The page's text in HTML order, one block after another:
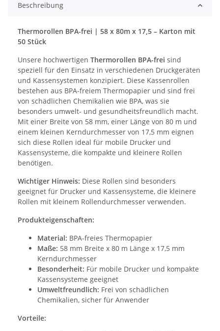
Beschreibung
Thermorollen BPA-frei | 58 x 80m x 17,5 – Karton mit
50 Stück
Unsere hochwertigen Thermorollen BPA-frei sind
speziell für den Einsatz in verschiedenen Druckgeräten
und Kassensystemen konzipiert. Diese Kassenrollen
bestehen aus BPA-freiem Thermopapier und sind frei
von schädlichen Chemikalien wie BPA, was sie
besonders umwelt- und gesundheitsfreundlich macht.
Mit einer Breite von 58 mm, einer Länge von 80 m und
einem kleinen Kerndurchmesser von 17,5 mm eignen
sich diese Rollen ideal für mobile Drucker und
Kassensysteme, die kompakte und kleinere Rollen
benötigen.
Wichtiger Hinweis: Diese Rollen sind besonders
geeignet für Drucker und Kassensysteme, die kleinere
Rollen mit kleinem Rollendurchmesser verwenden.
Produkteigenschaften:
Material: BPA-freies Thermopapier
Maße: 58 mm Breite x 80 m Länge x 17,5 mm
Kerndurchmesser
Besonderheit: Für mobile Drucker und kompakte
Kassensysteme geeignet
Umweltfreundlich: Frei von schädlichen
Chemikalien, sicher für Anwender
Vorteile: